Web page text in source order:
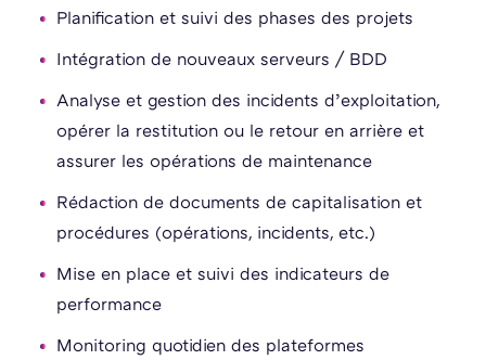
Planification et suivi des phases des projets
Intégration de nouveaux serveurs / BDD
Analyse et gestion des incidents d’exploitation,
opérer la restitution ou le retour en arrière et
assurer les opérations de maintenance
Rédaction de documents de capitalisation et
procédures (opérations, incidents, etc.)
Mise en place et suivi des indicateurs de
performance
Monitoring quotidien des plateformes